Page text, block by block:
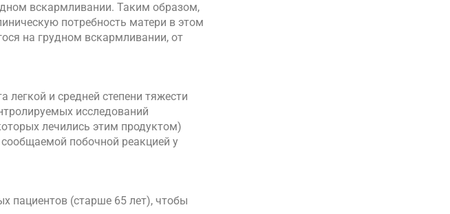
вскармливании. Таким образом,
потребность матери в этом
на грудном вскармливании, от
легкой и средней степени тяжести
исследований
лечились этим продуктом)
побочной реакцией у
пациентов (старше 65 лет), чтобы